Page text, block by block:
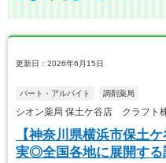
更新日：2026年6月15日
パート・アルバイト 調剤薬局
シオン薬局 保土ケ谷店 クラフト
【神奈川県横浜市保土
実◎全国各地に展開す